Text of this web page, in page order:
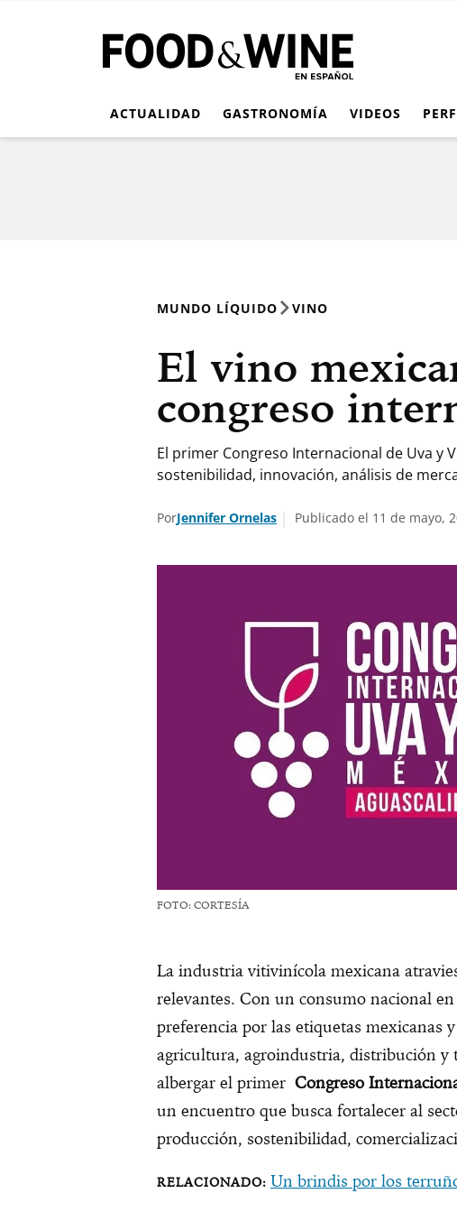
ACTUALIDAD GASTRONOMÍA VIDEOS
MUNDO LÍQUIDO VINO
El vino
congreso
El primer Congreso Internacional de Uva y
sostenibilidad, innovación, análisis de
PorJennifer Ornelas Publicado el 11 de mayo,
FOTO: CORTESÍA
La industria vitivinícola mexicana
relevantes. Con un consumo nacional
preferencia por las etiquetas mexicanas
agricultura, agroindustria, distribución y
albergar el primer Congreso
un encuentro que busca fortalecer al
producción, sostenibilidad,
Un brindis por los